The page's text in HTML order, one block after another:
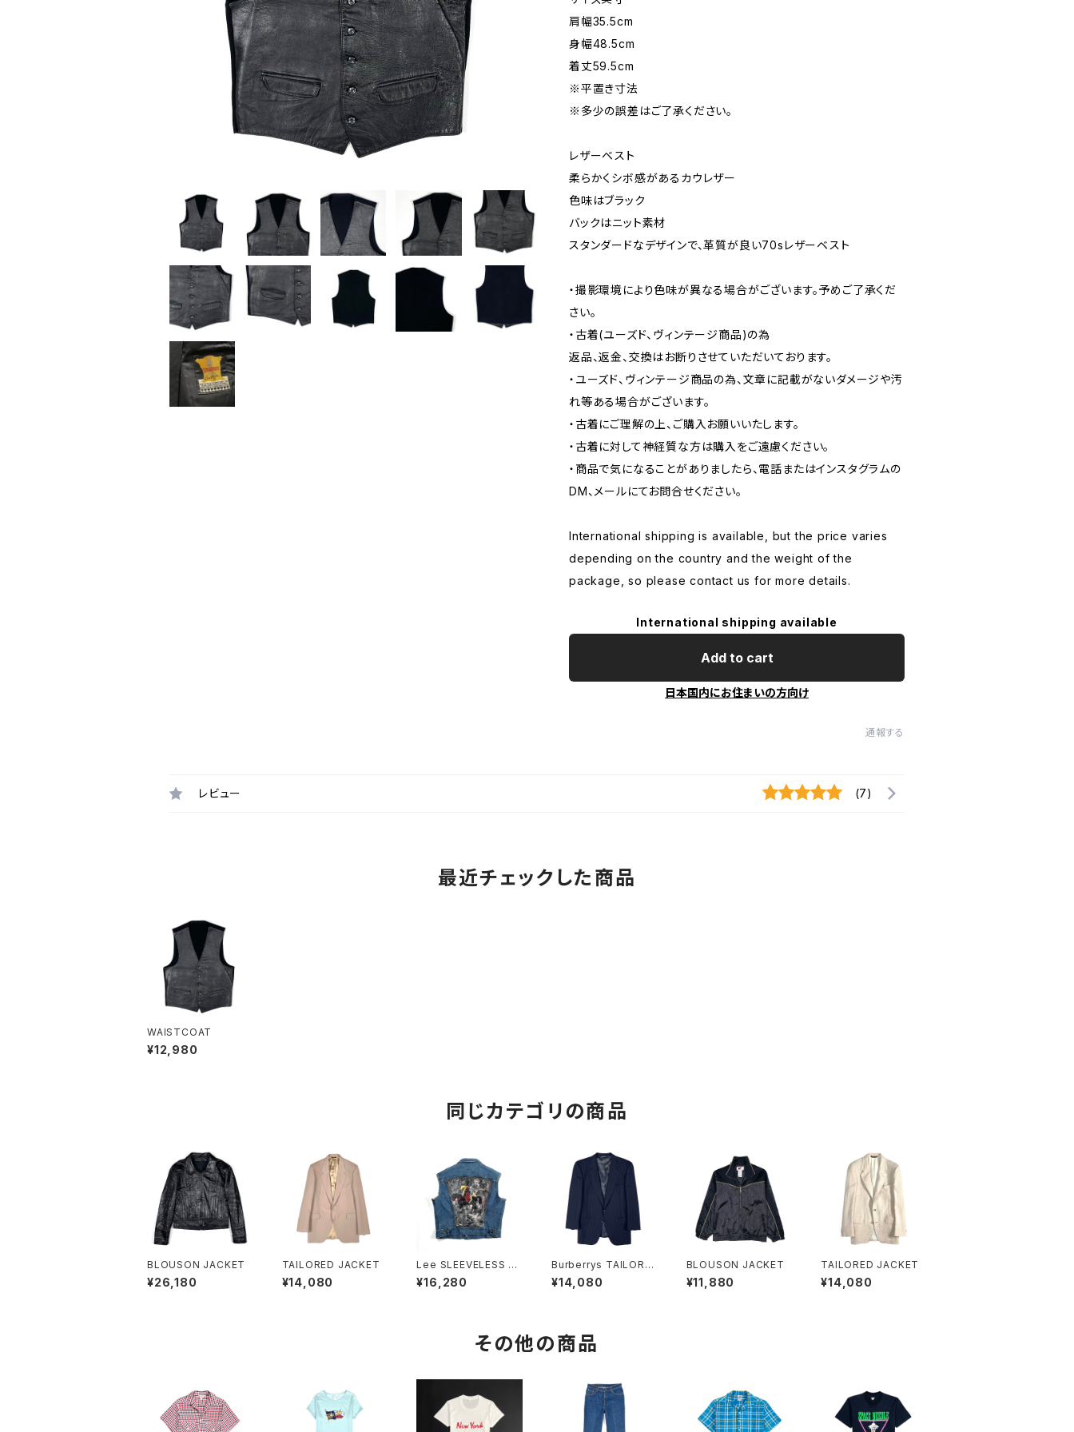
肩幅35.5cm
身幅48.5cm
着丈59.5cm
※平置き寸法
※多少の誤差はご了承ください。
レザーベスト
柔らかくシボ感があるカウレザー
色味はブラック
バックはニット素材
スタンダードなデザインで、革質が良い70sレザーベスト
・撮影環境により色味が異なる場合がございます。予めご了承くだ
さい。
・古着(ユーズド、ヴィンテージ商品)の為
返品、返金、交換はお断りさせていただいております。
・ユーズド、ヴィンテージ商品の為、文章に記載がないダメージや汚
れ等ある場合がございます。
・古着にご理解の上、ご購入お願いいたします。
・古着に対して神経質な方は購入をご遠慮ください。
・商品で気になることがありましたら、電話またはインスタグラムの
DM、メールにてお問合せください。
International shipping is available, but the price varies
depending on the country and the weight of the
package, so please contact us for more details.
International shipping available
Add to cart
日本国内にお住まいの方向け
通報する
レビュー (7)
最近チェックした商品
WAISTCOAT
¥12,980
同じカテゴリの商品
BLOUSON JACKET
¥26,180
TAILORED JACKET
¥14,080
Lee SLEEVELESS JA
CKET
¥16,280
Burberrys TAILORE
D JACKET
¥14,080
BLOUSON JACKET
¥11,880
TAILORED JACKET
¥14,080
その他の商品